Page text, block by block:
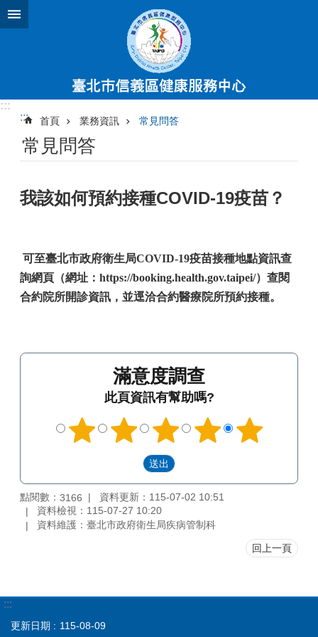
跳到主要內容區塊
:::
:::
首頁 業務資訊 常見問答
常見問答
我該如何預約接種COVID-19疫苗？
可至臺北市政府衛生局COVID-19疫苗接種地點資訊查
詢網頁（網址：https://booking.health.gov.taipei/）查閱
合約院所開診資訊，並逕洽合約醫療院所預約接種。
滿意度調查
此頁資訊有幫助嗎?
點閱數： 3166
資料更新：115-07-02 10:51
資料檢視：115-07-27 10:20
資料維護：臺北市政府衛生局疾病管制科
回上一頁
:::
更新日期 115-08-09